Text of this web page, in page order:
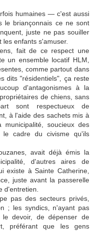
humaines — c'est aussi
le briançonnais ce ne sont
juste ne pas souiller
enfants s'amuser.
fait de ce respect une
un ensemble locatif HLM,
comme partout dans
dits "résidentiels", ça reste
d'antagonismes à la
de chiens, sans
sont respectueux de
à l'aide des sachets mis à
municipalité, soucieux des
le cadre du civisme qu'ils
avait déjà émis la
d'autres aires de
existe à Sainte Catherine,
juste avant la passerelle
d'entretien.
pas des secteurs privés,
; les syndics, n'ayant pas
devoir, de dépenser de
préférant que les gens